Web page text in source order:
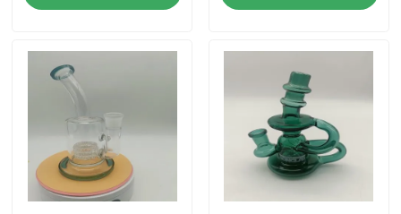
Teklif isteği
Cam Bong Banger
Cam Su Nargilesi